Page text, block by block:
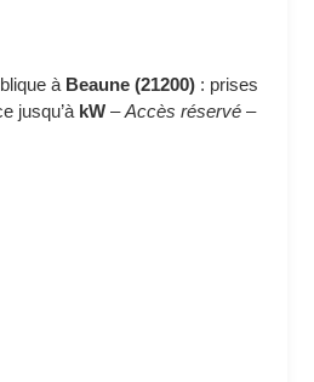
à Beaune (21200) : prises
jusqu’à kW –Accès réservé –